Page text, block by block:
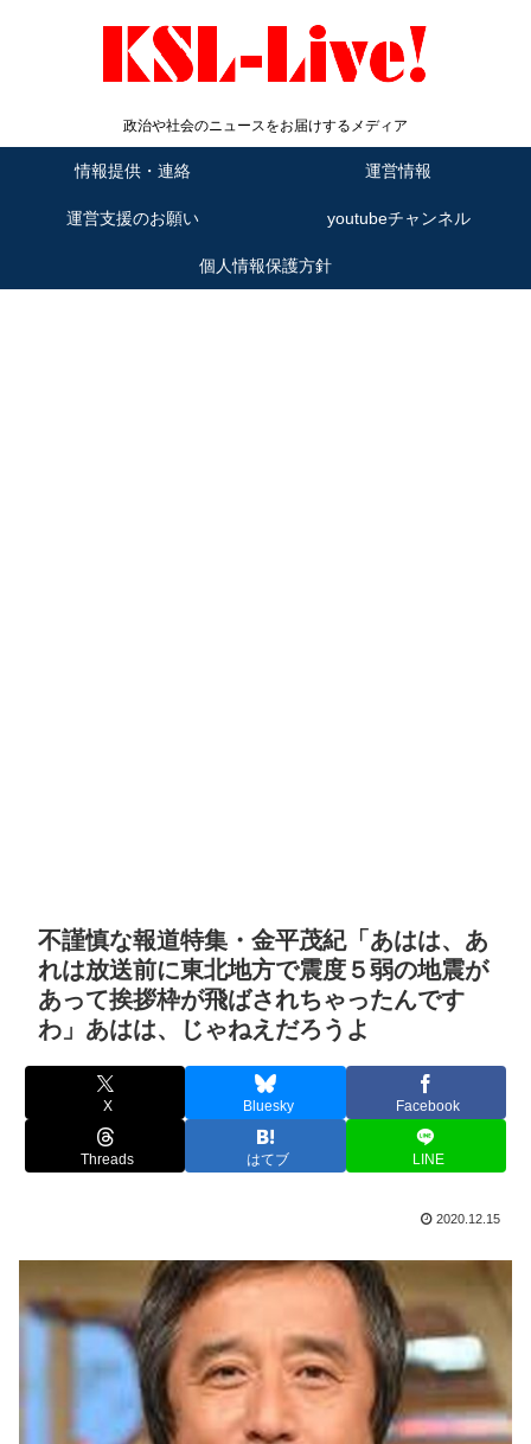
政治や社会のニュースをお届けするメディア
情報提供・連絡 運営情報
運営支援のお願い youtubeチャンネル
個人情報保護方針
不謹慎な報道特集・金平茂紀「あはは、あ
れは放送前に東北地方で震度５弱の地震が
あって挨拶枠が飛ばされちゃったんです
わ」あはは、じゃねえだろうよ
X Bluesky Facebook
Threads はてブ LINE
2020.12.15